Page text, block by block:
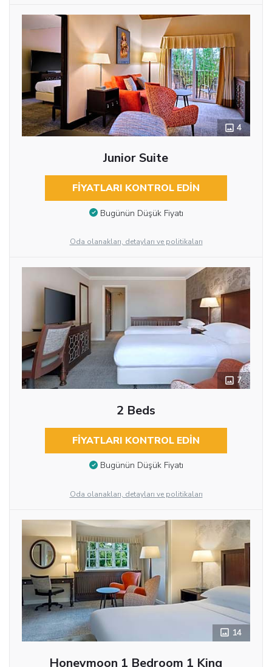
4
Junior Suite
FIYATLARI KONTROL EDIN
Bugünün Düşük Fiyatı
Oda olanakları, detayları ve politikaları
7
2 Beds
FIYATLARI KONTROL EDIN
Bugünün Düşük Fiyatı
Oda olanakları, detayları ve politikaları
14
Honeymoon 1 Bedroom 1 King